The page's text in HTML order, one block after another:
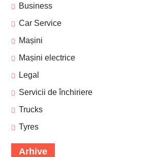
Business
Car Service
Mașini
Mașini electrice
Legal
Servicii de închiriere
Trucks
Tyres
Arhive